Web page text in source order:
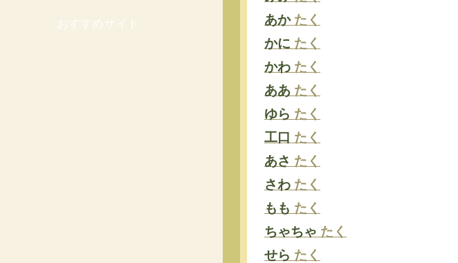
おすすめサイト
あかたく
かに たく
かわ たく
ああ たく
ゆら たく
工口 たく
あさ たく
さわ たく
もも たく
ちゃちゃ たく
せら たく